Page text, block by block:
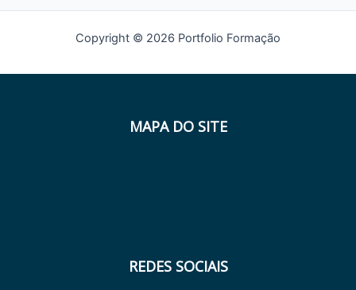
Copyright © 2026 Portfolio Formação
MAPA DO SITE
REDES SOCIAIS